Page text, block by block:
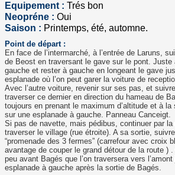
Equipement : Trés bon
Neopréne : Oui
Saison : Printemps, été, automne.
Point de départ :
En face de l’intermarché, à l’entrée de Laruns,
de Beost en traversant le gave sur le pont. Juste
gauche et rester à gauche en longeant le gave
esplanade où l’on peut garer la voiture de
Avec l’autre voiture, revenir sur ses pas, et
traverser ce dernier en direction du hameau de
toujours en prenant le maximum d’altitude et à
sur une esplanade à gauche. Panneau Canceigt.
Si pas de navette, mais pédibus, continuer par la
traverser le village (rue étroite). A sa sortie,
“promenade des 3 fermes” (carrefour avec croix
avantage de couper le grand détour de la route )
peu avant Bagés que l’on traversera vers
esplanade à gauche après la sortie de Bagés.